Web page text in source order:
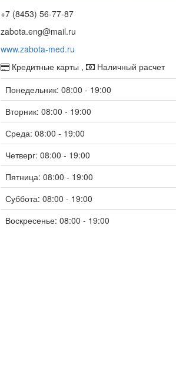
+7 (8453) 56-77-87
zabota.eng@mail.ru
www.zabota-med.ru
Кредитные карты ,
Наличный расчет
Понедельник: 08:00 - 19:00
Вторник: 08:00 - 19:00
Среда: 08:00 - 19:00
Четверг: 08:00 - 19:00
Пятница: 08:00 - 19:00
Суббота: 08:00 - 19:00
Воскресенье: 08:00 - 19:00